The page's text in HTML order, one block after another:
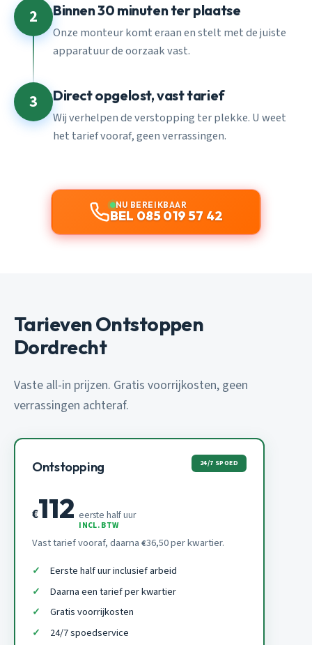
2 Binnen 30 minuten ter plaatse
Onze monteur komt eraan en stelt met de juiste
apparatuur de oorzaak vast.
3 Direct opgelost, vast tarief
Wij verhelpen de verstopping ter plekke. U weet
het tarief vooraf, geen verrassingen.
NU BEREIKBAAR
BEL 085 019 57 42
Tarieven Ontstoppen
Dordrecht
Vaste all-in prijzen. Gratis voorrijkosten, geen
verrassingen achteraf.
Ontstopping 24/7 SPOED
€112 eerste half uur
INCL. BTW
Vast tarief vooraf, daarna €36,50 per kwartier.
Eerste half uur inclusief arbeid
Daarna een tarief per kwartier
Gratis voorrijkosten
24/7 spoedservice